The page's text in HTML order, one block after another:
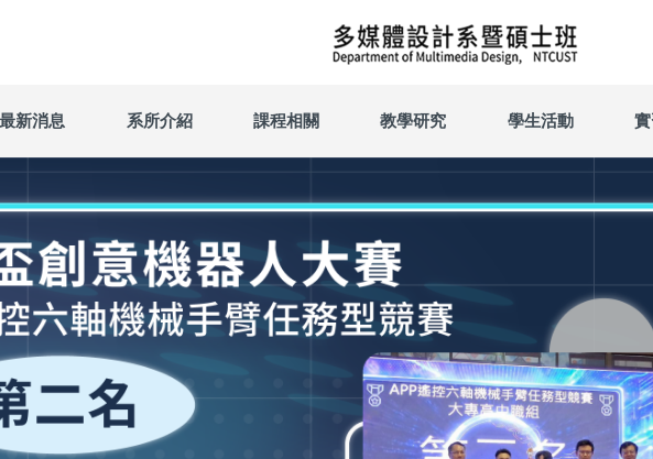
最新消息 系所介紹 課程相關 教學研究 學生活動